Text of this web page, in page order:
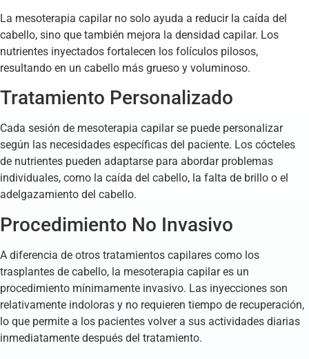
La mesoterapia capilar no solo ayuda a reducir la caída del
cabello, sino que también mejora la densidad capilar. Los
nutrientes inyectados fortalecen los folículos pilosos,
resultando en un cabello más grueso y voluminoso.
Tratamiento Personalizado
Cada sesión de mesoterapia capilar se puede personalizar
según las necesidades específicas del paciente. Los cócteles
de nutrientes pueden adaptarse para abordar problemas
individuales, como la caída del cabello, la falta de brillo o el
adelgazamiento del cabello.
Procedimiento No Invasivo
A diferencia de otros tratamientos capilares como los
trasplantes de cabello, la mesoterapia capilar es un
procedimiento mínimamente invasivo. Las inyecciones son
relativamente indoloras y no requieren tiempo de recuperación,
lo que permite a los pacientes volver a sus actividades diarias
inmediatamente después del tratamiento.